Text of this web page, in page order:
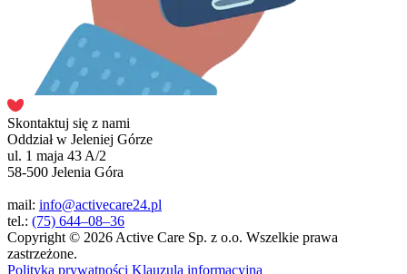
Skontaktuj się z nami
Oddział w Jeleniej Górze
ul. 1 maja 43 A/2
58-500 Jelenia Góra
mail: info@activecare24.pl
tel.: (75) 644–08–36
Copyright © 2026 Active Care Sp. z o.o. Wszelkie prawa
zastrzeżone.
Polityka prywatności Klauzula informacyjna